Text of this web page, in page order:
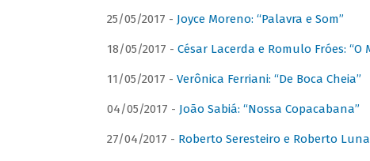
25/05/2017 - Joyce Moreno: “Palavra e Som”
18/05/2017 - César Lacerda e Romulo Fróes:
11/05/2017 - Verônica Ferriani: “De Boca Cheia”
04/05/2017 - João Sabiá: “Nossa Copacabana”
27/04/2017 - Roberto Seresteiro e Roberto